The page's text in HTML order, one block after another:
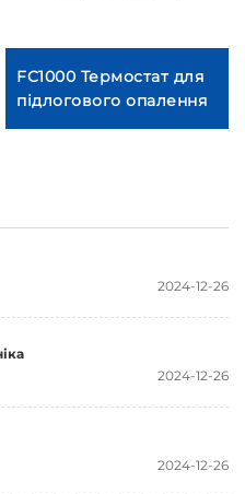
FC1000 Термостат для
підлогового опалення
2024-12-26
2024-12-26
2024-12-26